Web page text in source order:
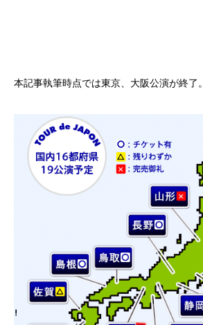
本記事執筆時点では東京、大阪公演が終了。